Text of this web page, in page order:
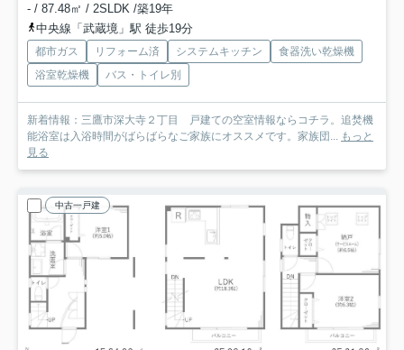
- / 87.48㎡ / 2SLDK /築19年
中央線「武蔵境」駅 徒歩19分
都市ガス リフォーム済 システムキッチン
食器洗い乾燥機
浴室乾燥機
バス・トイレ別
新着情報：三鷹市深大寺２丁目 戸建ての空室情報ならコチラ。追焚機
能浴室は入浴時間がばらばらなご家族にオススメです。家族団... もっと
見る
中古一戸建